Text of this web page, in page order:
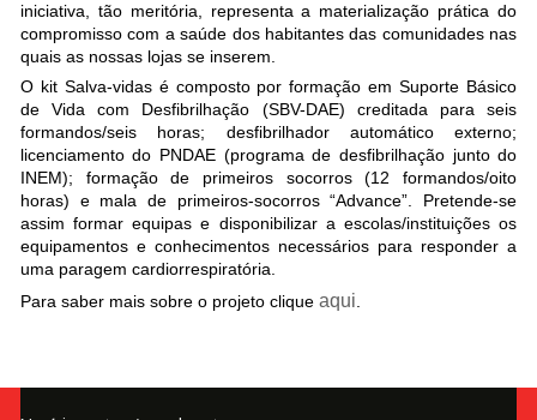
iniciativa, tão meritória, representa a materialização prática do
compromisso com a saúde dos habitantes das comunidades nas
quais as nossas lojas se inserem.
O kit Salva-vidas é composto por formação em Suporte Básico
de Vida com Desfibrilhação (SBV-DAE) creditada para seis
formandos/seis horas; desfibrilhador automático externo;
licenciamento do PNDAE (programa de desfibrilhação junto do
INEM); formação de primeiros socorros (12 formandos/oito
horas) e mala de primeiros-socorros “Advance”. Pretende-se
assim formar equipas e disponibilizar a escolas/instituições os
equipamentos e conhecimentos necessários para responder a
uma paragem cardiorrespiratória.
Para saber mais sobre o projeto clique aqui.